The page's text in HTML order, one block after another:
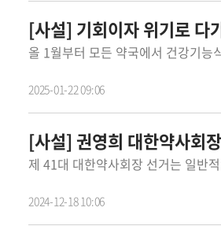
[사설] 기회이자 위기로 다
2025-01-22 09:06
[사설] 권영희 대한약사회
2024-12-18 10:06